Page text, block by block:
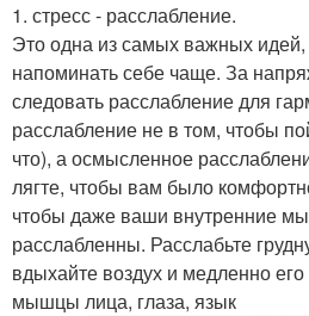
1. стресс - расслабление.
Это одна из самых важных
напоминать себе чаще. За
следовать расслабление для
расслабление не в том, чтобы
что), а осмысленное
лягте, чтобы вам было
чтобы даже ваши внутренние
расслабленны. Расслабьте
вдыхайте воздух и медленно
мышцы лица, глаза, язык